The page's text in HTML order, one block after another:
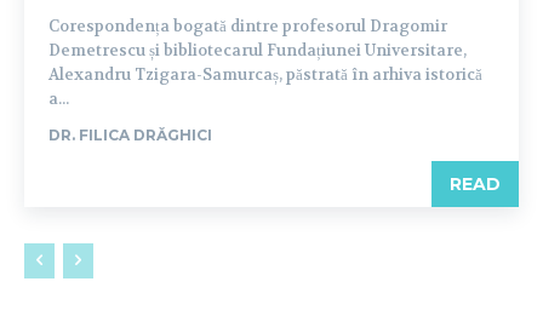
Corespondența bogată dintre profesorul Dragomir
Demetrescu și bibliotecarul Fundațiunei Universitare,
Alexandru Tzigara-Samurcaș, păstrată în arhiva istorică
a...
DR. FILICA DRĂGHICI
READ